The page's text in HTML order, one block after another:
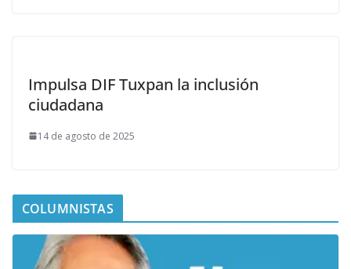
Impulsa DIF Tuxpan la inclusión
ciudadana
14 de agosto de 2025
COLUMNISTAS